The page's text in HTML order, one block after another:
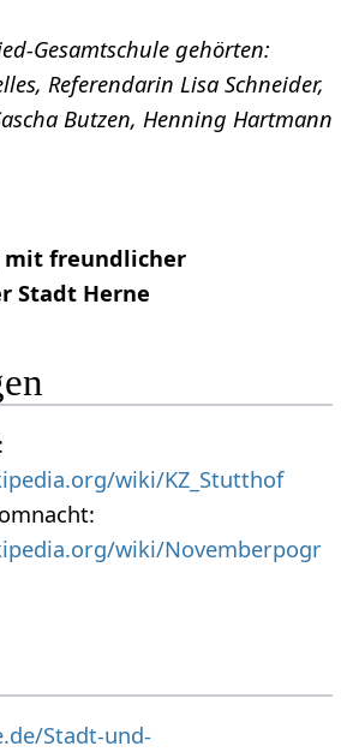
Gesamtschule gehörten:
Referendarin Lisa Schneider,
Butzen, Henning Hartmann
freundlicher
Stadt Herne
wiki/KZ_Stutthof
wiki/Novemberpogr
Stadt-und-